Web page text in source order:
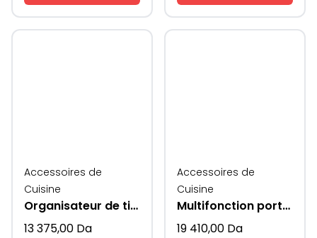
Accessoires de
Cuisine
Organisateur de tiroir à casseroles tout sorti
13 375,00 Da
Accessoires de
Cuisine
Multifonction porte epices et couvets et couverts cotes verres supeni
19 410,00 Da